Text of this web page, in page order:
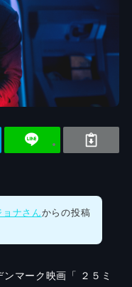
ョナさんからの投稿
マーク映画「 ２５ミ